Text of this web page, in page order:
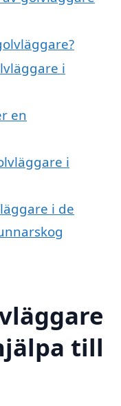
i
en
i
i de
till